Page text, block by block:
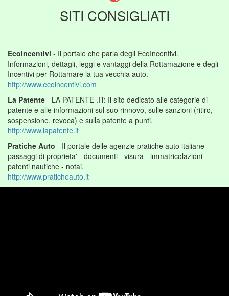
SITI CONSIGLIATI
EcoIncentivi - Il portale che parla degli EcoIncentivi.
Informazioni, dettagli, leggi e vantaggi della Rottamazione e degli
Incentivi per Rottamare la tua vecchia auto.
http://www.ecoincentivi.com
La Patente - LA PATENTE .IT: Il sito dedicato alle categorie di
patente e alle informazioni sul suo rinnovo, sulle sanzioni (ritiro,
sospensione, revoca) e sulla patente a punti.
http://www.lapatente.it
Pratiche Auto - Il portale delle agenzie pratiche auto italiane -
passaggi di proprieta' - documenti - visura - immatricolazioni -
patenti nautiche - notai.
http://www.praticheauto.it